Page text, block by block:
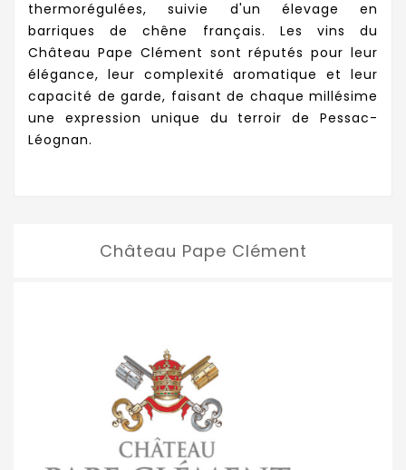
thermorégulées, suivie d'un élevage en
barriques de chêne français. Les vins du
Château Pape Clément sont réputés pour leur
élégance, leur complexité aromatique et leur
capacité de garde, faisant de chaque millésime
une expression unique du terroir de Pessac-
Léognan.
Château Pape Clément